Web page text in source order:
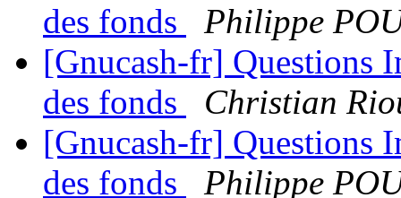
des fonds
Philippe
[Gnucash-fr] Questions
des fonds
Christian
[Gnucash-fr] Questions
des fonds
Philippe